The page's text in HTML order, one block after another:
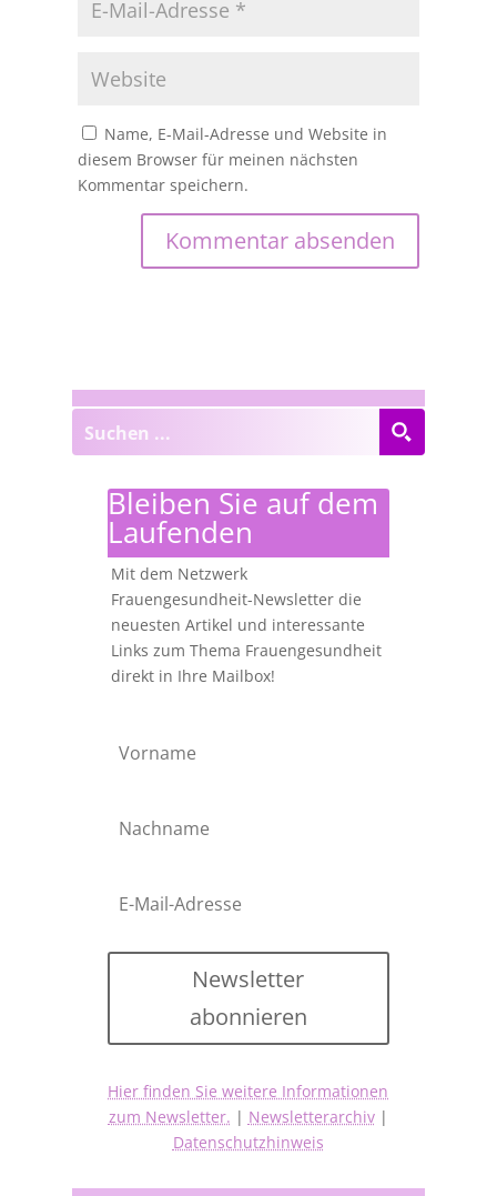
Name, E-Mail-Adresse und Website in
diesem Browser für meinen nächsten
Kommentar speichern.
Bleiben Sie auf dem
Laufenden
Mit dem Netzwerk
Frauengesundheit-Newsletter die
neuesten Artikel und interessante
Links zum Thema Frauengesundheit
direkt in Ihre Mailbox!
Newsletter
abonnieren
Hier finden Sie weitere Informationen
zum Newsletter. | Newsletterarchiv|
Datenschutzhinweis